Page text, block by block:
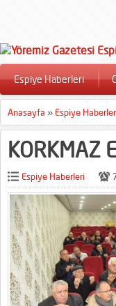
Espiye Haberleri
Anasayfa » Espiye
KORKMAZ
Espiye Haberleri